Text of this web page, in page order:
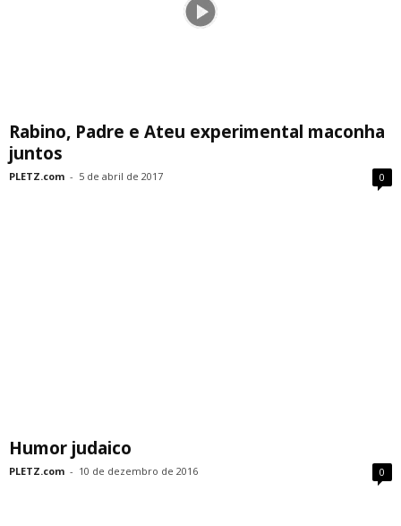
Rabino, Padre e Ateu experimental maconha
juntos
PLETZ.com - 5 de abril de 2017 0
Humor judaico
PLETZ.com - 10 de dezembro de 2016 0